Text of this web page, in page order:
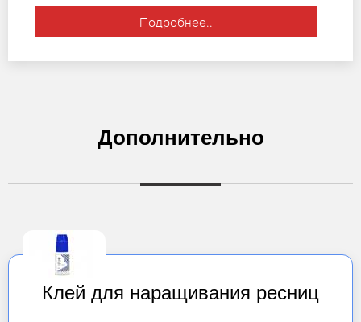
Подробнее..
Дополнительно
Клей для наращивания ресниц